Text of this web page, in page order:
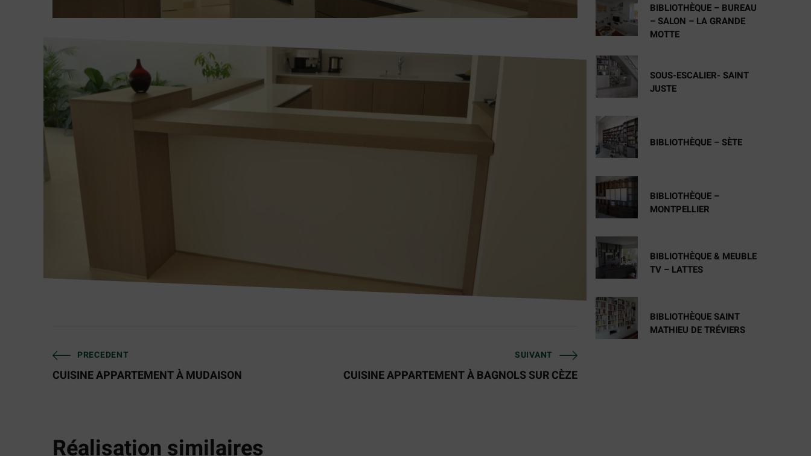
PRECEDENT
CUISINE APPARTEMENT À MUDAISON
SUIVANT
CUISINE APPARTEMENT À BAGNOLS SUR CÈZE
Réalisation similaires
BIBLIOTHÈQUE – BUREAU
– SALON – LA GRANDE
MOTTE
SOUS-ESCALIER- SAINT
JUSTE
BIBLIOTHÈQUE – SÈTE
BIBLIOTHÈQUE –
MONTPELLIER
BIBLIOTHÈQUE & MEUBLE
TV – LATTES
BIBLIOTHÈQUE SAINT
MATHIEU DE TRÉVIERS